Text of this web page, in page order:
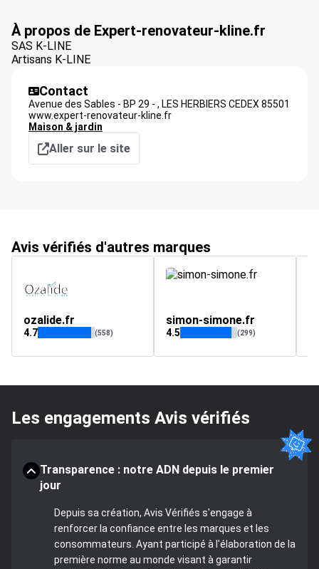
À propos de Expert-renovateur-kline.fr
SAS K-LINE
Artisans K-LINE
Contact
Avenue des Sables - BP 29 - , LES HERBIERS CEDEX 85501
www.expert-renovateur-kline.fr
Maison & jardin
Aller sur le site
Avis vérifiés d'autres marques
ozalide.fr
4.7 (558)
simon-simone.fr
4.5 (299)
Les engagements Avis vérifiés
Transparence : notre ADN depuis le premier
jour
Depuis sa création, Avis Vérifiés s'engage à
renforcer la confiance entre les marques et les
consommateurs. Ayant participé à l'élaboration de la
première norme au monde visant à garantir